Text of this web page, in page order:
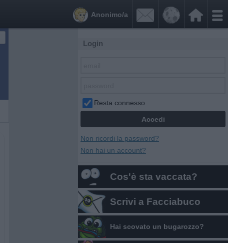


Anonimo/a
Login
Resta connesso
Non ricordi la password?
Non hai un account?
Cos'è sta vaccata?
Scrivi a Facciabuco
Hai scovato un bugarozzo?